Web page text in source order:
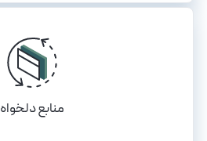
منابع دلخواه